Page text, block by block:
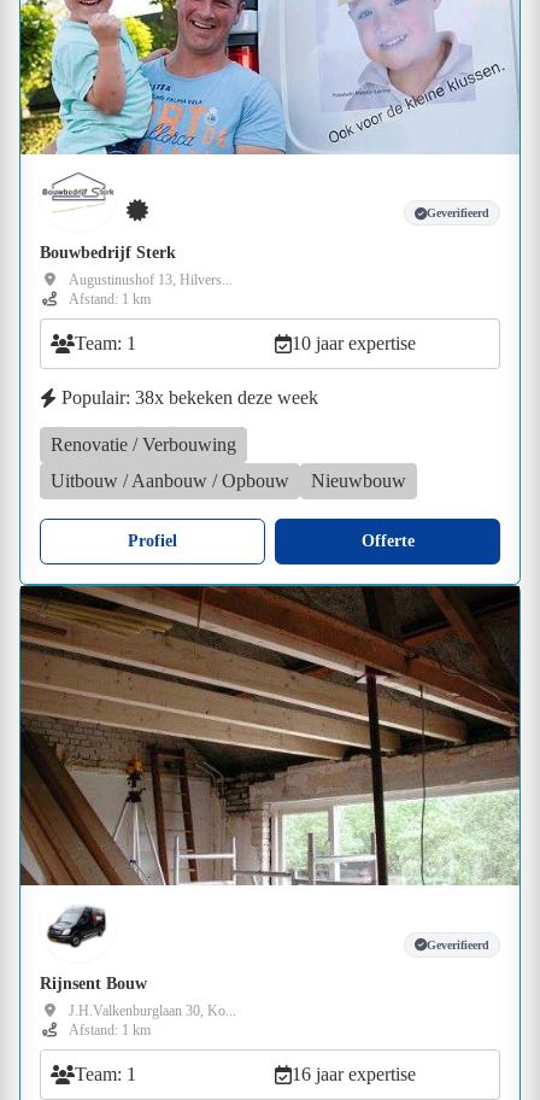
Geverifieerd
Bouwbedrijf Sterk
Augustinushof 13, Hilvers...
Afstand: 1 km
Team: 1 10 jaar expertise
Populair: 38x bekeken deze week
Renovatie / Verbouwing
Uitbouw / Aanbouw / Opbouw
Nieuwbouw
Profiel Offerte
Geverifieerd
Rijnsent Bouw
J.H.Valkenburglaan 30, Ko...
Afstand: 1 km
Team: 1 16 jaar expertise